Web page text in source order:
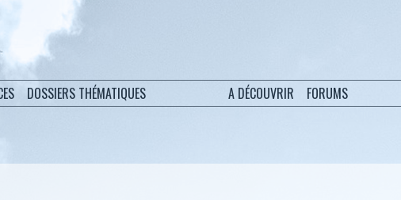
DOSSIERS THÉMATIQUES A DÉCOUVRIR FORUMS